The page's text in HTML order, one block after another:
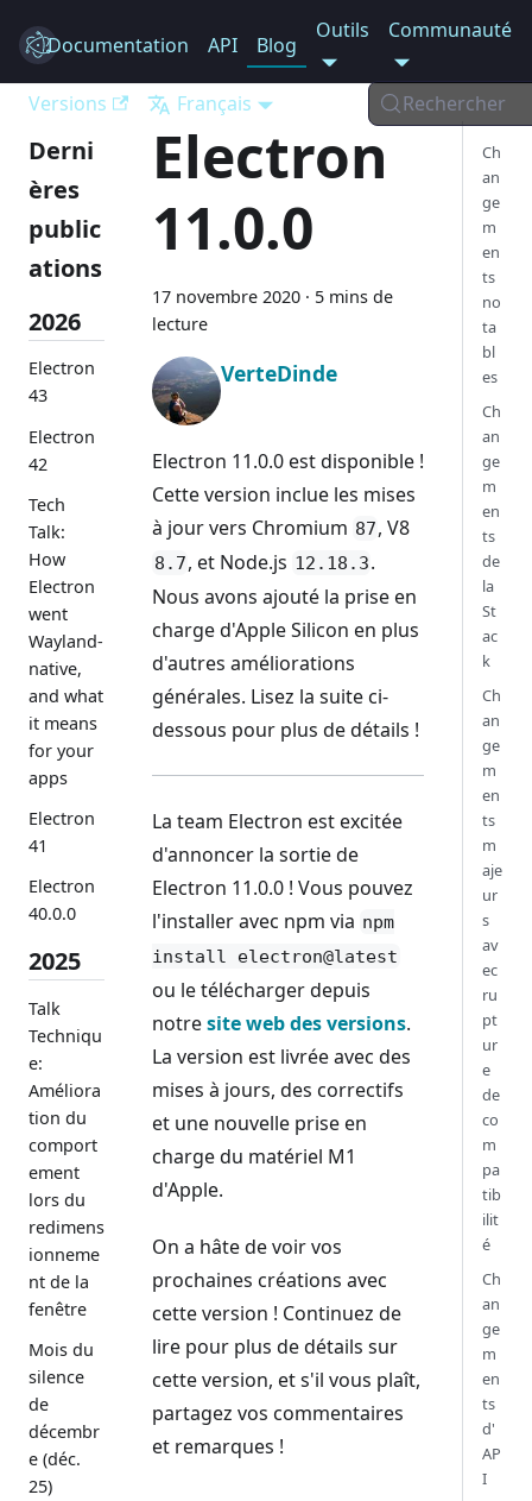
Electron
Documentation API Blog
Outils Communauté
Versions Français Rechercher
Derni
ères
public
ations
2026
Electron
43
Electron
42
Tech
Talk:
How
Electron
went
Wayland-
native,
and what
it means
for your
apps
Electron
41
Electron
40.0.0
2025
Talk
Techniqu
e:
Améliora
tion du
comport
ement
lors du
redimens
ionneme
nt de la
fenêtre
Mois du
silence
de
décembr
e (déc.
25)
Electron
11.0.0
17 novembre 2020 · 5 mins de
lecture
VerteDinde
Electron 11.0.0 est disponible !
Cette version inclue les mises
à jour vers Chromium 87, V8
8.7, et Node.js 12.18.3.
Nous avons ajouté la prise en
charge d'Apple Silicon en plus
d'autres améliorations
générales. Lisez la suite ci-
dessous pour plus de détails !
La team Electron est excitée
d'annoncer la sortie de
Electron 11.0.0 ! Vous pouvez
l'installer avec npm via npm
install electron@latest
ou le télécharger depuis
notresite web des versions.
La version est livrée avec des
mises à jours, des correctifs
et une nouvelle prise en
charge du matériel M1
d'Apple.
On a hâte de voir vos
prochaines créations avec
cette version ! Continuez de
lire pour plus de détails sur
cette version, et s'il vous plaît,
partagez vos commentaires
et remarques !
Ch
an
ge
m
en
ts
no
ta
bl
es
Ch
an
ge
m
en
ts
de
la
St
ac
k
Ch
an
ge
m
en
ts
m
aje
ur
s
av
ec
ru
pt
ur
e
de
co
m
pa
tib
ilit
é
Ch
an
ge
m
en
ts
d'
AP
I